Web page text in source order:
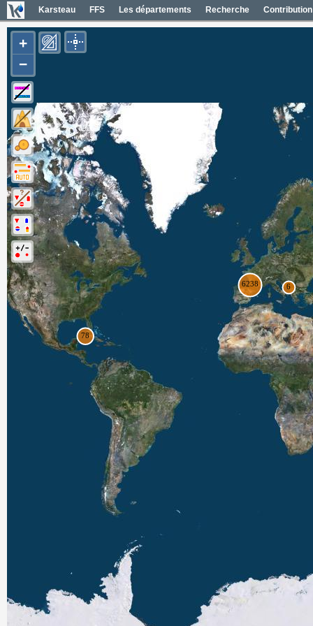
Karsteau FFS Les départements Recherche Contribution
+
−
Carte Géol 1/50000 France
Cartes IGN France
Photos aériennes France
Mapas geol 1/50000 España
Mapas IGN España
Fotos aéreas España
Photos aériennes ESRI
Carte OpenTopoMap